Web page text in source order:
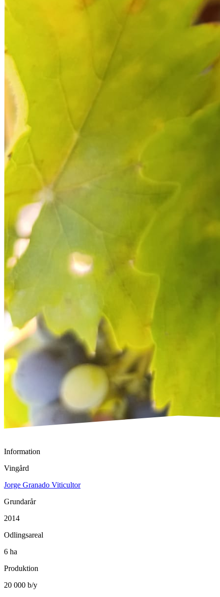
Information
Vingård
Jorge Granado Viticultor
Grundarår
2014
Odlingsareal
6 ha
Produktion
20 000 b/y